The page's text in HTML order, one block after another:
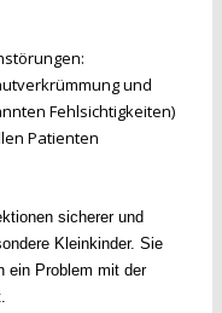
und
Fehlsichtigkeiten)
Patienten
sicherer und
Kleinkinder. Sie
ein Problem mit der